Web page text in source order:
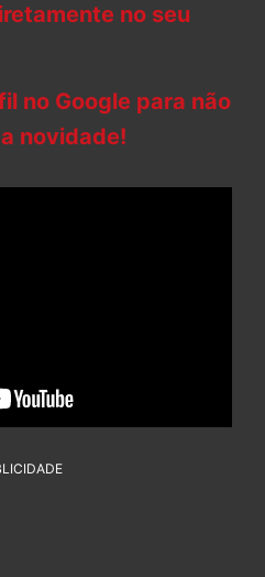
no seu
no Google para não
novidade!